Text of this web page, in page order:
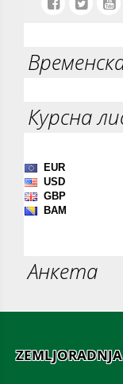
Курсна
Анкета
ZEMLJORADNJA